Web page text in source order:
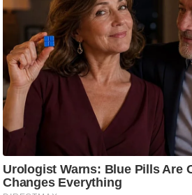
a
i
n
g
w
s
ला